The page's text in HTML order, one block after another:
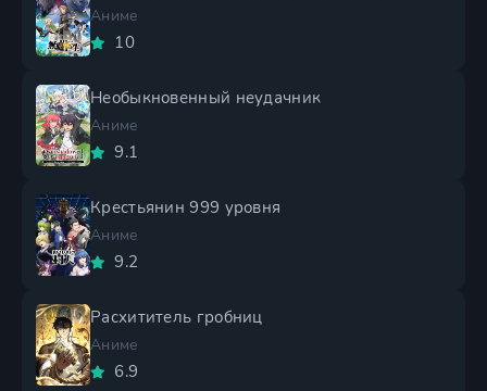
Аниме
10
Необыкновенный неудачник
Аниме
9.1
Крестьянин 999 уровня
Аниме
9.2
Расхититель гробниц
Аниме
6.9